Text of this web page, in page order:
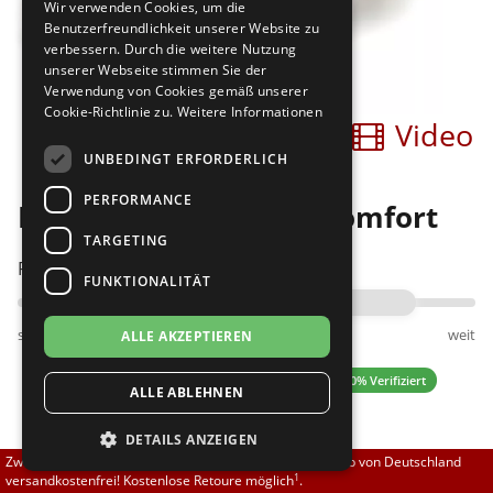
Brautschuhe
Sneaker
Übergrößen 43-44
Flexerinas
Merlet
Nueva Epoca
RayRose
Rummos
Rumpf
SoDanca
TopTanz
Bilder Video
Diamant 148-112-092 comfort
Passt am besten bei Fußweite:
schmal normal weit
5.00 (6 Bewertungen) ✓ 100% Verifiziert
139,50 EUR 125,55 EUR
Zwischen 70,00 EUR und 800,00 EUR liefern wir innerhalb von Deutschland
versandkostenfrei! Kostenlose Retoure möglich1.
Wir verwenden Cookies, um die
Benutzerfreundlichkeit unserer Website zu
verbessern. Durch die weitere Nutzung
unserer Webseite stimmen Sie der
Verwendung von Cookies gemäß unserer
Cookie-Richtlinie zu. Weitere Informationen
UNBEDINGT ERFORDERLICH
PERFORMANCE
TARGETING
FUNKTIONALITÄT
ALLE AKZEPTIEREN
ALLE ABLEHNEN
DETAILS ANZEIGEN